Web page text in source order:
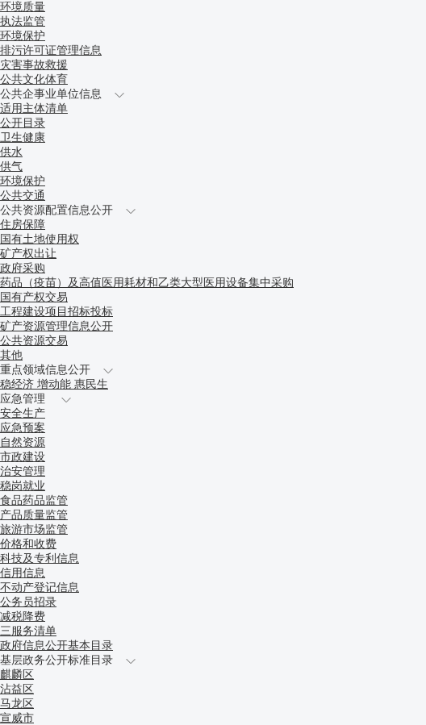
环境质量
执法监管
环境保护
排污许可证管理信息
灾害事故救援
公共文化体育
公共企事业单位信息
适用主体清单
公开目录
卫生健康
供水
供气
环境保护
公共交通
公共资源配置信息公开
住房保障
国有土地使用权
矿产权出让
政府采购
药品（疫苗）及高值医用耗材和乙类大型医用设备集中采购
国有产权交易
工程建设项目招标投标
矿产资源管理信息公开
公共资源交易
其他
重点领域信息公开
稳经济 增动能 惠民生
应急管理
安全生产
应急预案
自然资源
市政建设
治安管理
稳岗就业
食品药品监管
产品质量监管
旅游市场监管
价格和收费
科技及专利信息
信用信息
不动产登记信息
公务员招录
减税降费
三服务清单
政府信息公开基本目录
基层政务公开标准目录
麒麟区
沾益区
马龙区
宣威市